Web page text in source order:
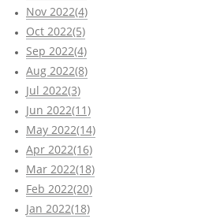
Nov 2022(4)
Oct 2022(5)
Sep 2022(4)
Aug 2022(8)
Jul 2022(3)
Jun 2022(11)
May 2022(14)
Apr 2022(16)
Mar 2022(18)
Feb 2022(20)
Jan 2022(18)